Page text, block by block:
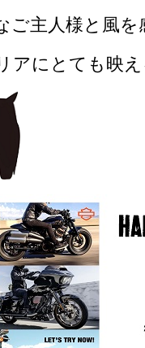
ご主人様と風
アにとても映